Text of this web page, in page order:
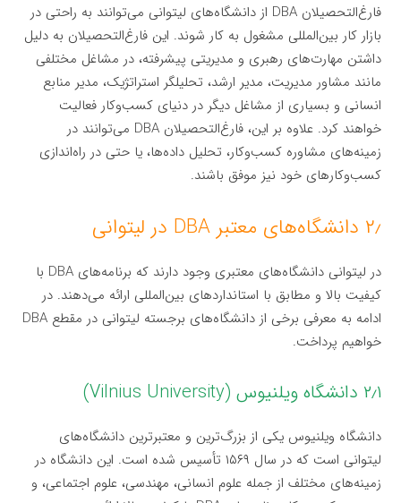
فارغ‌التحصیلان DBA از دانشگاه‌های لیتوانی می‌توانند به راحتی در
بازار کار بین‌المللی مشغول به کار شوند. این فارغ‌التحصیلان به دلیل
داشتن مهارت‌های رهبری و مدیریتی پیشرفته، در مشاغل مختلفی
مانند مشاور مدیریت، مدیر ارشد، تحلیلگر استراتژیک، مدیر منابع
انسانی و بسیاری از مشاغل دیگر در دنیای کسب‌وکار فعالیت
خواهند کرد. علاوه بر این، فارغ‌التحصیلان DBA می‌توانند در
زمینه‌های مشاوره کسب‌وکار، تحلیل داده‌ها، یا حتی در راه‌اندازی
کسب‌وکارهای خود نیز موفق باشند.
۲٫ دانشگاه‌های معتبر DBA در لیتوانی
در لیتوانی دانشگاه‌های معتبری وجود دارند که برنامه‌های DBA با
کیفیت بالا و مطابق با استانداردهای بین‌المللی ارائه می‌دهند. در
ادامه به معرفی برخی از دانشگاه‌های برجسته لیتوانی در مقطع DBA
خواهیم پرداخت.
۲٫۱ دانشگاه ویلنیوس (Vilnius University)
دانشگاه ویلنیوس یکی از بزرگ‌ترین و معتبرترین دانشگاه‌های
لیتوانی است که در سال ۱۵۶۹ تأسیس شده است. این دانشگاه در
زمینه‌های مختلف از جمله علوم انسانی، مهندسی، علوم اجتماعی، و